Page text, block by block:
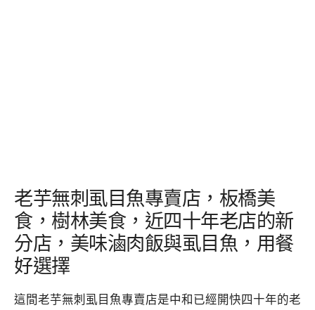
老芋無刺虱目魚專賣店，板橋美
食，樹林美食，近四十年老店的新
分店，美味滷肉飯與虱目魚，用餐
好選擇
這間老芋無刺虱目魚專賣店是中和已經開快四十年的老